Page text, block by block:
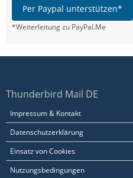
Per Paypal unterstützen*
*Weiterleitung zu PayPal.Me
Thunderbird Mail DE
Impressum & Kontakt
Datenschutzerklärung
Einsatz von Cookies
Nutzungsbedingungen